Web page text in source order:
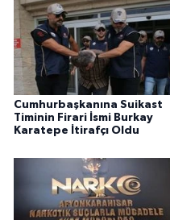
Cumhurbaşkanına Suikast
Timinin Firari İsmi Burkay
Karatepe İtirafçı Oldu